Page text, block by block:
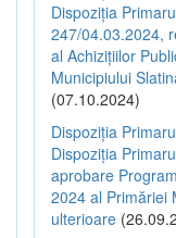
Dispoziția
247/04.03.2024,
al Achizițiilor
Municipiului
(07.10.2024)
Dispoziția
Dispoziția
aprobare
2024 al Primăriei
ulterioare